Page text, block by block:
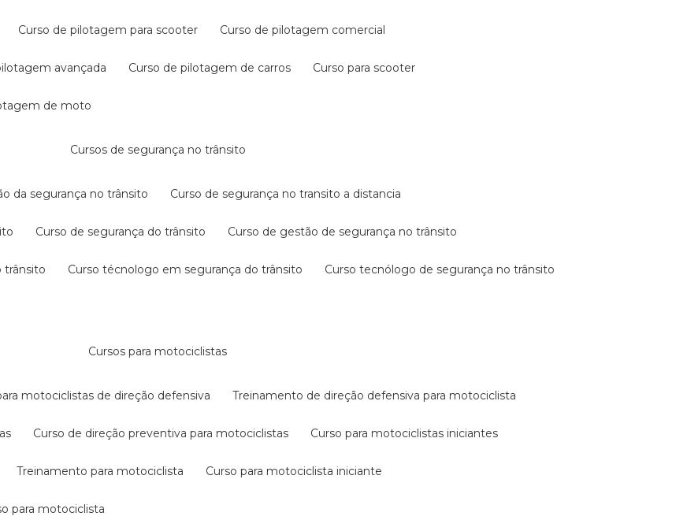
curso de pilotagem para scooter curso de pilotagem comercial
avançada curso de pilotagem de carros curso para scooter
de moto
cursos de segurança no trânsito
da segurança no trânsito curso de segurança no transito a distancia
curso de segurança do trânsito curso de gestão de segurança no trânsito
trânsito curso técnologo em segurança do trânsito curso tecnólogo de segurança no trânsito
cursos para motociclistas
motociclistas de direção defensiva treinamento de direção defensiva para motociclista
curso de direção preventiva para motociclistas curso para motociclistas iniciantes
treinamento para motociclista curso para motociclista iniciante
para motociclista